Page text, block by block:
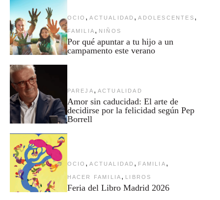
OCIO , ACTUALIDAD , ADOLESCENTES ,
FAMILIA , NIÑOS
Por qué apuntar a tu hijo a un
campamento este verano
PAREJA , ACTUALIDAD
Amor sin caducidad: El arte de
decidirse por la felicidad según Pep
Borrell
OCIO , ACTUALIDAD , FAMILIA ,
HACER FAMILIA , LIBROS
Feria del Libro Madrid 2026